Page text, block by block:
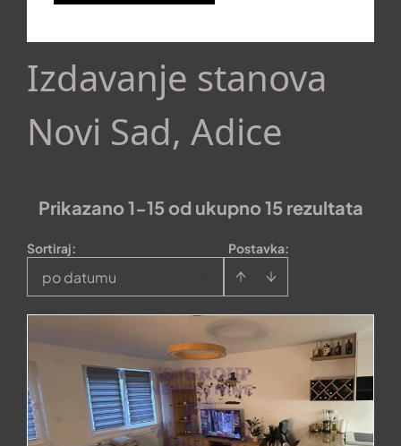
Izdavanje stanova
Novi Sad, Adice
Prikazano 1-15 od ukupno 15 rezultata
Postavka:
Sortiraj:
po datumu